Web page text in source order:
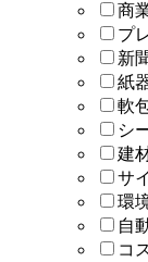
商
プ
新
紙
軟
シ
建
サ
環
自
コ